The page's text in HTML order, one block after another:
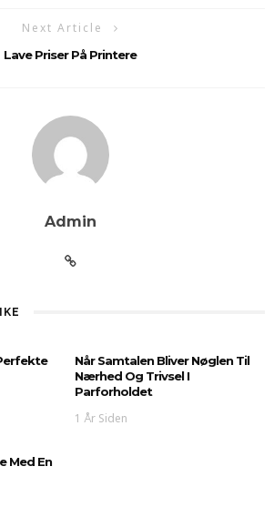
Next Article
Lave Priser På Printere
Admin
Når Samtalen Bliver Nøglen Til
Nærhed Og Trivsel I
Parforholdet
1 År Siden
Med En